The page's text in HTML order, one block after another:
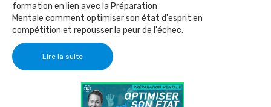
formation en lien avec la Préparation
Mentale comment optimiser son état d'esprit en
compétition et repousser la peur de l'échec.
Lire la suite